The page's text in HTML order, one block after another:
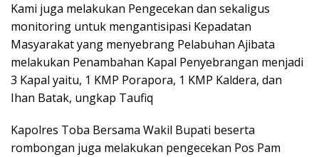
Kami juga melakukan Pengecekan dan sekaligus
monitoring untuk mengantisipasi Kepadatan
Masyarakat yang menyebrang Pelabuhan Ajibata
melakukan Penambahan Kapal Penyebrangan menjadi
3 Kapal yaitu, 1 KMP Porapora, 1 KMP Kaldera, dan
Ihan Batak, ungkap Taufiq
Kapolres Toba Bersama Wakil Bupati beserta
rombongan juga melakukan pengecekan Pos Pam